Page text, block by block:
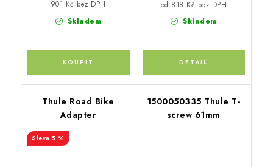
Skladem
901 Kč bez DPH
Skladem
od 818 Kč bez DPH
Thule Road Bike
Adapter
5 %
1500050335 Thule T-
screw 61mm